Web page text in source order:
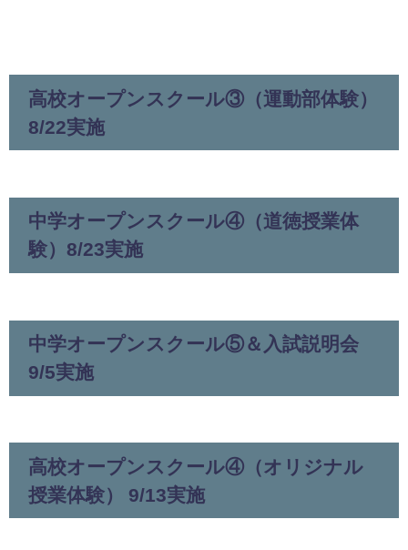
高校オープンスクール③（運動部体験）
8/22実施
中学オープンスクール④（道徳授業体
験）8/23実施
中学オープンスクール⑤＆入試説明会
9/5実施
高校オープンスクール④（オリジナル
授業体験） 9/13実施